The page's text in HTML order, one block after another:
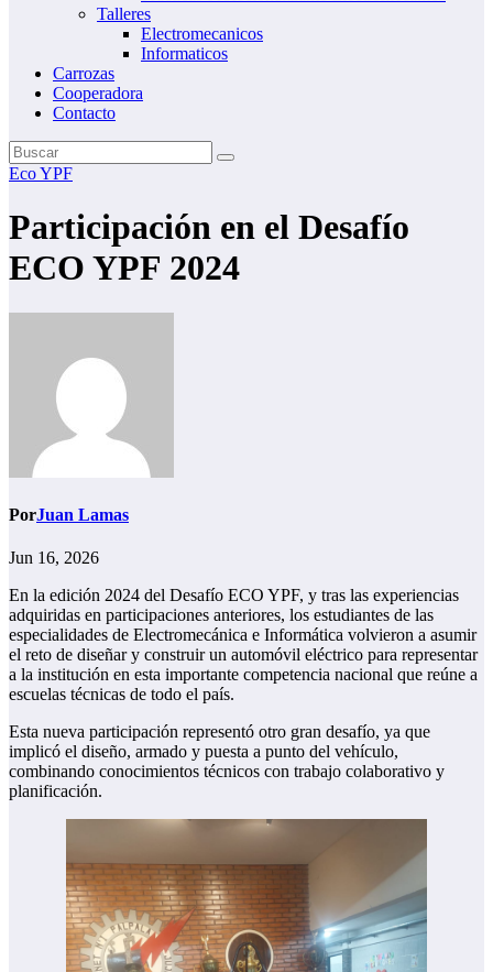
Talleres
Electromecanicos
Informaticos
Carrozas
Cooperadora
Contacto
Eco YPF
Participación en el Desafío
ECO YPF 2024
PorJuan Lamas
Jun 16, 2026
En la edición 2024 del Desafío ECO YPF, y tras las experiencias
adquiridas en participaciones anteriores, los estudiantes de las
especialidades de Electromecánica e Informática volvieron a asumir
el reto de diseñar y construir un automóvil eléctrico para representar
a la institución en esta importante competencia nacional que reúne a
escuelas técnicas de todo el país.
Esta nueva participación representó otro gran desafío, ya que
implicó el diseño, armado y puesta a punto del vehículo,
combinando conocimientos técnicos con trabajo colaborativo y
planificación.